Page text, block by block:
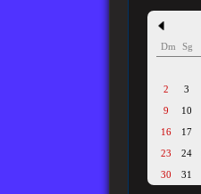
Dm
Sg
2
3
9
10
16
17
23
24
30
31